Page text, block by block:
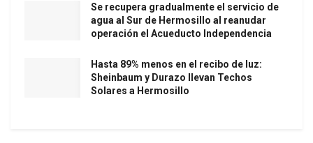
Se recupera gradualmente el servicio de
agua al Sur de Hermosillo al reanudar
operación el Acueducto Independencia
Hasta 89% menos en el recibo de luz:
Sheinbaum y Durazo llevan Techos
Solares a Hermosillo